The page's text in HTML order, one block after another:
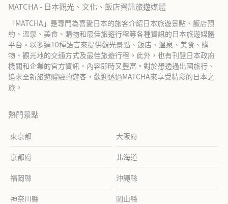
MATCHA - 日本觀光、文化、飯店資訊旅遊媒體
「MATCHA」是專門為喜愛日本的旅客介紹日本旅遊景點、飯店預
約、溫泉、美食、購物和最佳旅遊行程等各種資訊的日本旅遊媒體
平台。以多達10種語言來提供觀光景點、飯店、溫泉、美食、購
物、觀光地的交通方式及最佳旅遊行程。此外，也有刊登日本政府
機關和企業的官方資訊，內容即時又豐富。對於想透過出國旅行、
追求全新旅遊體驗的遊客，歡迎透過MATCHA來享受精彩的日本之
旅。
熱門景點
東京都 大阪府
京都府 北海道
福岡縣 沖繩縣
神奈川縣 岡山縣